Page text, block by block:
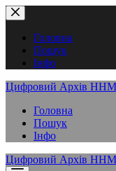
Перейти
до
вмістуГоловна
Пошук
Інфо
Цифровий Архів
Головна
Пошук
Інфо
Цифровий Архів